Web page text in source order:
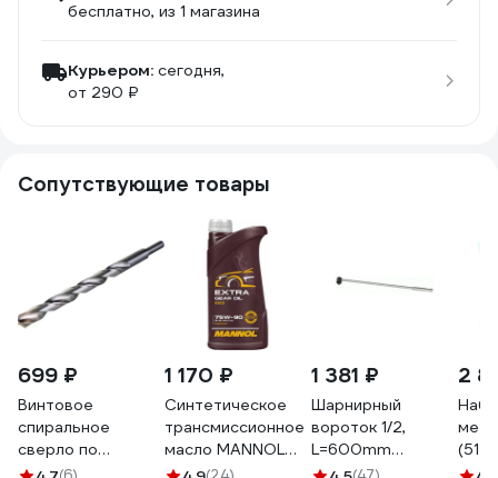
бесплатно, из 1 магазина
Курьером: сегодня,
от 290 ₽
Сопутствующие товары
699 ₽
Винтовое
спиральное
сверло по
металлу HSS
1 170 ₽
Синтетическое
трансмиссионное
масло MANNOL
EXTRA
1 381 ₽
Шарнирный
вороток 1/2,
L=600mm
АвтоDело 39740
2
(51